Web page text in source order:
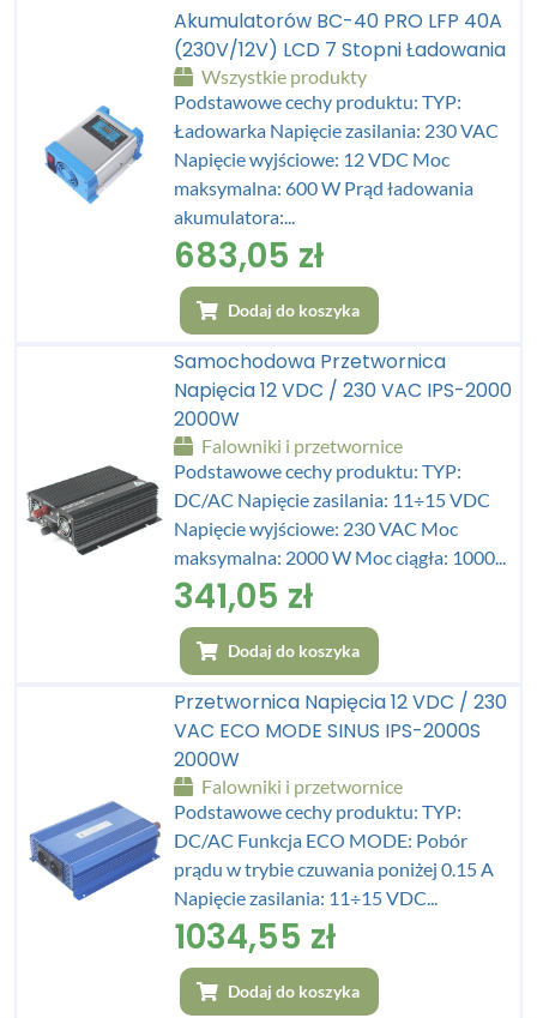
Akumulatorów BC-40 PRO LFP 40A
(230V/12V) LCD 7 Stopni Ładowania
Wszystkie produkty
Podstawowe cechy produktu: TYP:
Ładowarka Napięcie zasilania: 230 VAC
Napięcie wyjściowe: 12 VDC Moc
maksymalna: 600 W Prąd ładowania
akumulatora:...
683,05 zł
Dodaj do koszyka
Samochodowa Przetwornica
Napięcia 12 VDC / 230 VAC IPS-2000
2000W
Falowniki i przetwornice
Podstawowe cechy produktu: TYP:
DC/AC Napięcie zasilania: 11÷15 VDC
Napięcie wyjściowe: 230 VAC Moc
maksymalna: 2000 W Moc ciągła: 1000...
341,05 zł
Dodaj do koszyka
Przetwornica Napięcia 12 VDC / 230
VAC ECO MODE SINUS IPS-2000S
2000W
Falowniki i przetwornice
Podstawowe cechy produktu: TYP:
DC/AC Funkcja ECO MODE: Pobór
prądu w trybie czuwania poniżej 0.15 A
Napięcie zasilania: 11÷15 VDC...
1034,55 zł
Dodaj do koszyka